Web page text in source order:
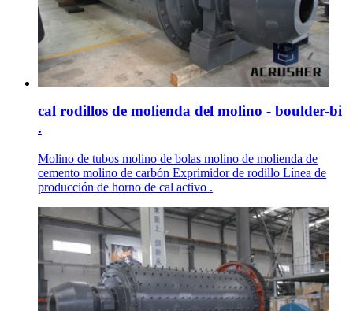
cal rodillos de molienda del molino - boulder-bi
.
Molino de tubos molino de bolas molino de molienda de
cemento molino de carbón Exprimidor de rodillo Línea de
producción de horno de cal activo .